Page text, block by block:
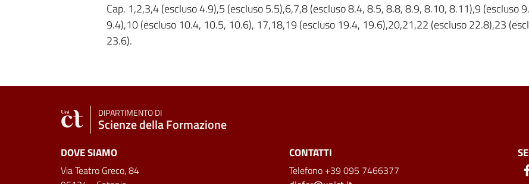
Cap. 1,2,3,4 (escluso 4.9),5 (escluso 5.5),6,7,8 (escluso 8.4, 8.5, 8.8, 8.9, 8.10, 8.11),9 (escluso
9.4),10 (escluso 10.4, 10.5, 10.6), 17,18,19 (escluso 19.4, 19.6),20,21,22 (escluso 22.8),23
23.6).
DIPARTIMENTO DI
Scienze della Formazione
DOVE SIAMO
Via Teatro Greco, 84
CONTATTI
Telefono +39 095 7466377